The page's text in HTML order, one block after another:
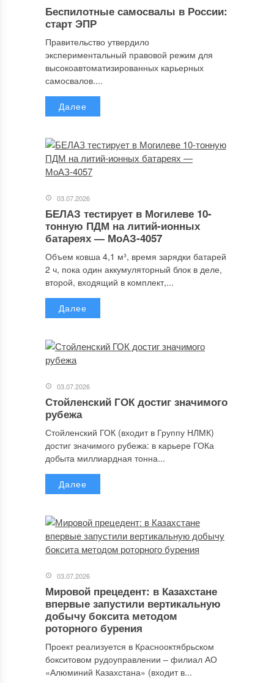
Беспилотные самосвалы в России:
старт ЭПР
Правительство утвердило
экспериментальный правовой режим для
высокоавтоматизированных карьерных
самосвалов....
Далее
03.07.2026
БЕЛАЗ тестирует в Могилеве 10-
тонную ПДМ на литий-ионных
батареях — МоАЗ-4057
Объем ковша 4,1 м³, время зарядки батарей
2 ч, пока один аккумуляторный блок в деле,
второй, входящий в комплект,...
Далее
03.07.2026
Стойленский ГОК достиг значимого
рубежа
Стойленский ГОК (входит в Группу НЛМК)
достиг значимого рубежа: в карьере ГОКа
добыта миллиардная тонна...
Далее
03.07.2026
Мировой прецедент: в Казахстане
впервые запустили вертикальную
добычу боксита методом
роторного бурения
Проект реализуется в Краснооктябрьском
бокситовом рудоуправлении – филиал АО
«Алюминий Казахстана» (входит в...